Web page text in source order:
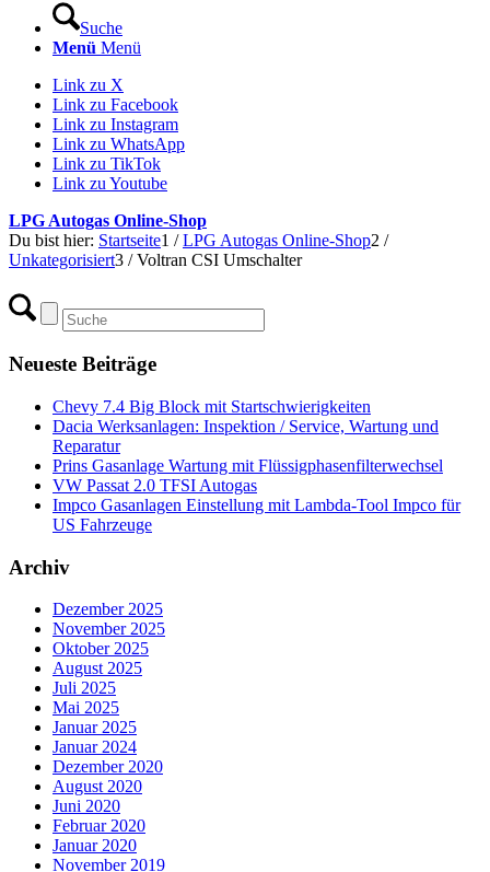
Suche
Menü Menü
Link zu X
Link zu Facebook
Link zu Instagram
Link zu WhatsApp
Link zu TikTok
Link zu Youtube
LPG Autogas Online-Shop
Du bist hier: Startseite1 / LPG Autogas Online-Shop2 /
Unkategorisiert3 / Voltran CSI Umschalter
Neueste Beiträge
Chevy 7.4 Big Block mit Startschwierigkeiten
Dacia Werksanlagen: Inspektion / Service, Wartung und
Reparatur
Prins Gasanlage Wartung mit Flüssigphasenfilterwechsel
VW Passat 2.0 TFSI Autogas
Impco Gasanlagen Einstellung mit Lambda-Tool Impco für
US Fahrzeuge
Archiv
Dezember 2025
November 2025
Oktober 2025
August 2025
Juli 2025
Mai 2025
Januar 2025
Januar 2024
Dezember 2020
August 2020
Juni 2020
Februar 2020
Januar 2020
November 2019